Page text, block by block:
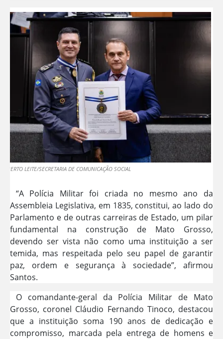
LEITE/SECRETARIA DE COMUNICAÇÃO SOCIAL
“A Polícia Militar foi criada no mesmo ano da
Assembleia Legislativa, em 1835, constitui, ao lado do
Parlamento e de outras carreiras de Estado, um pilar
fundamental na construção de Mato Grosso,
devendo ser vista não como uma instituição a ser
temida, mas respeitada pelo seu papel de garantir
paz, ordem e segurança à sociedade”, afirmou
Santos.
O comandante-geral da Polícia Militar de Mato
Grosso, coronel Cláudio Fernando Tinoco, destacou
que a instituição soma 190 anos de dedicação e
compromisso, marcada pela entrega de homens e